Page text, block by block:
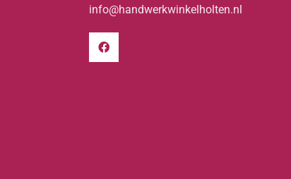
info@handwerkwinkelholten.nl